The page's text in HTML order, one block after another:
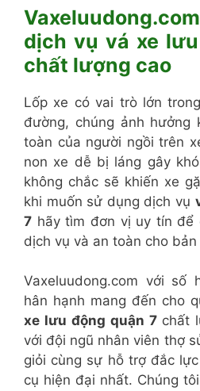
dịch vụ vá xe
chất lượng cao
Lốp xe có vai trò lớn
đường, chúng ảnh hưởng
toàn của người ngồi trên
non xe dễ bị láng gây
không chắc sẽ khiến xe
khi muốn sử dụng dịch vụ
7 hãy tìm đơn vị uy tín để
dịch vụ và an toàn cho bản
Vaxeluudong.com với số
hân hạnh mang đến cho
xe lưu động quận 7chất
với đội ngũ nhân viên thợ
giỏi cùng sự hỗ trợ đắc
cụ hiện đại nhất. Chúng